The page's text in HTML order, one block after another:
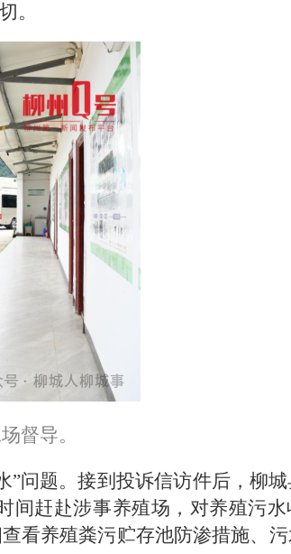
。
督导。
问题。接到投诉信访件后，柳城
间赶赴涉事养殖场，对养殖污水
看养殖粪污贮存池防渗措施、